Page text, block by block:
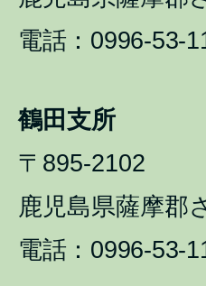
電話：0996-53-
鶴田支所
〒895-2102
鹿児島県薩摩郡
電話：0996-53-